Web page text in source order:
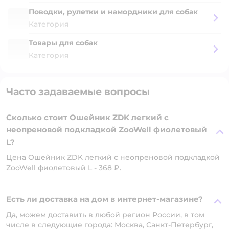
Поводки, рулетки и намордники для собак
Категория
Товары для собак
Категория
Часто задаваемые вопросы
Сколько стоит Ошейник ZDK легкий с
неопреновой подкладкой ZooWell фиолетовый
L?
Цена Ошейник ZDK легкий с неопреновой подкладкой
ZooWell фиолетовый L - 368 ₽.
Есть ли доставка на дом в интернет-магазине?
Да, можем доставить в любой регион России, в том
числе в следующие города: Москва, Санкт-Петербург,